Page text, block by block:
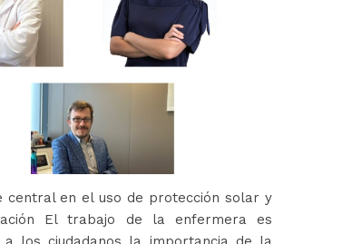
central en el uso de protección solar y
El trabajo de la enfermera es